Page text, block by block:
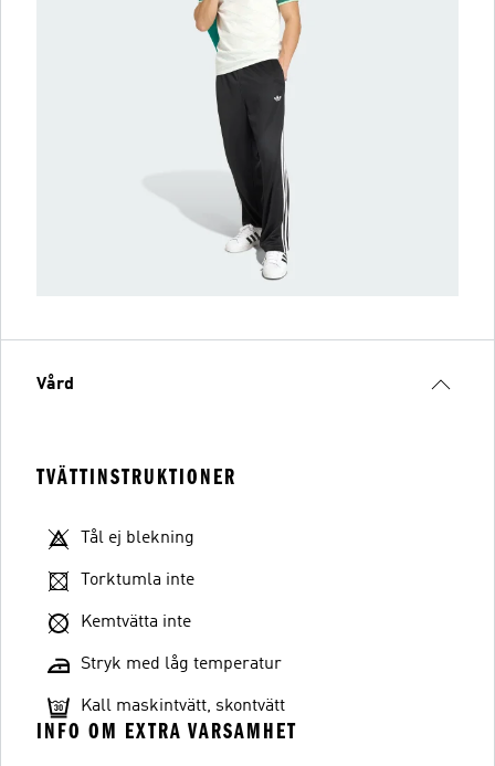
Vård
TVÄTTINSTRUKTIONER
Tål ej blekning
Torktumla inte
Kemtvätta inte
Stryk med låg temperatur
Kall maskintvätt, skontvätt
INFO OM EXTRA VARSAMHET